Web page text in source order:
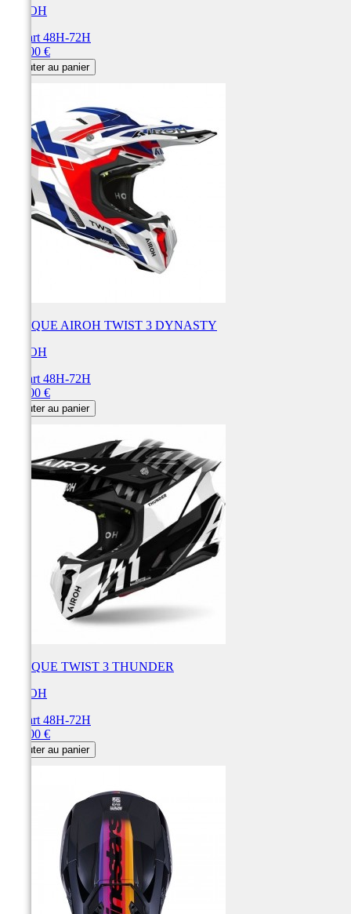
AIROH
Départ 48H-72H
250,00 €
Ajouter au panier
CASQUE AIROH TWIST 3 DYNASTY
AIROH
Départ 48H-72H
250,00 €
Ajouter au panier
CASQUE TWIST 3 THUNDER
AIROH
Départ 48H-72H
250,00 €
Ajouter au panier